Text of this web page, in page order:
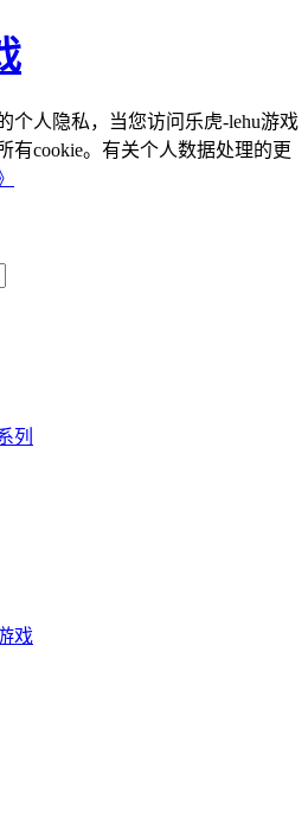
个人隐私，当您访问乐虎-lehu游戏
有cookie。有关个人数据处理的更
列
戏